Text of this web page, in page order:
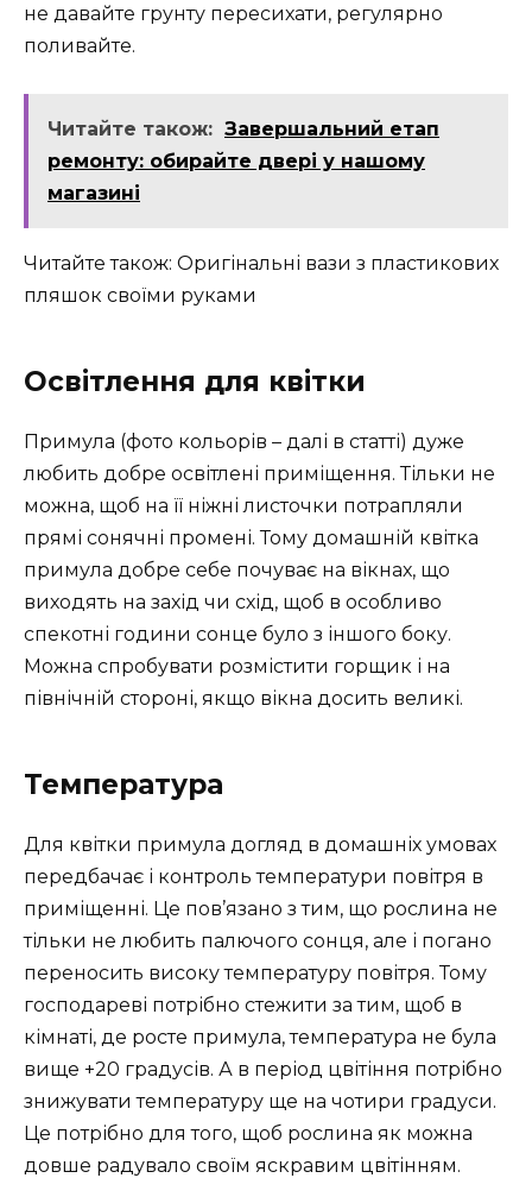
не давайте грунту пересихати, регулярно
поливайте.
Читайте також: Завершальний етап
ремонту: обирайте двері у нашому
магазині
Читайте також: Оригінальні вази з пластикових
пляшок своїми руками
Освітлення для квітки
Примула (фото кольорів – далі в статті) дуже
любить добре освітлені приміщення. Тільки не
можна, щоб на її ніжні листочки потрапляли
прямі сонячні промені. Тому домашній квітка
примула добре себе почуває на вікнах, що
виходять на захід чи схід, щоб в особливо
спекотні години сонце було з іншого боку.
Можна спробувати розмістити горщик і на
північній стороні, якщо вікна досить великі.
Температура
Для квітки примула догляд в домашніх умовах
передбачає і контроль температури повітря в
приміщенні. Це пов’язано з тим, що рослина не
тільки не любить палючого сонця, але і погано
переносить високу температуру повітря. Тому
господареві потрібно стежити за тим, щоб в
кімнаті, де росте примула, температура не була
вище +20 градусів. А в період цвітіння потрібно
знижувати температуру ще на чотири градуси.
Це потрібно для того, щоб рослина як можна
довше радувало своїм яскравим цвітінням.